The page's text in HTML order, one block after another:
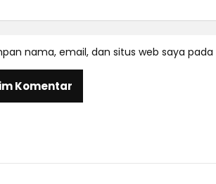
nama, email, dan situs web saya